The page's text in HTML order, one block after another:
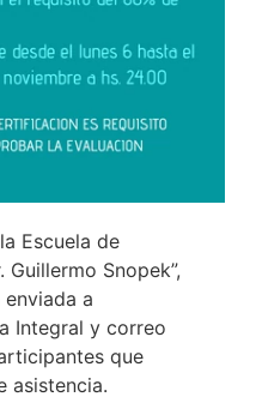
Escuela de
Snopek”,
a
Integral y correo
que
asistencia.